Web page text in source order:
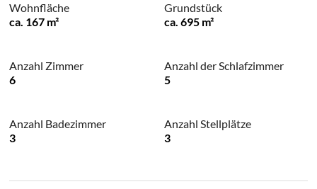
Wohnfläche
ca. 167 m²
Grundstück
ca. 695 m²
Anzahl Zimmer
6
Anzahl der Schlafzimmer
5
Anzahl Badezimmer
3
Anzahl Stellplätze
3